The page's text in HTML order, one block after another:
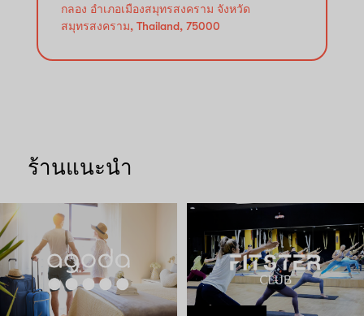
กลอง อำเภอเมืองสมุทรสงคราม จังหวัด
สมุทรสงคราม, Thailand, 75000
ร้านแนะนำ